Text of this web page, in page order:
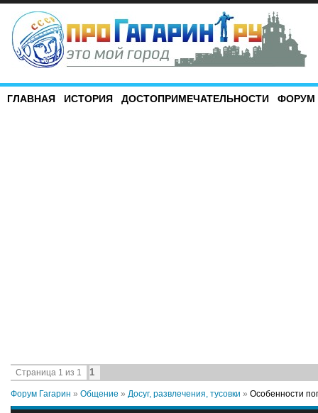
ГЛАВНАЯ ИСТОРИЯ ДОСТОПРИМЕЧАТЕЛЬНОСТИ ФОРУМ
Страница 1 из 1 1
Форум Гагарин » Общение » Досуг, развлечения, тусовки » Особенности